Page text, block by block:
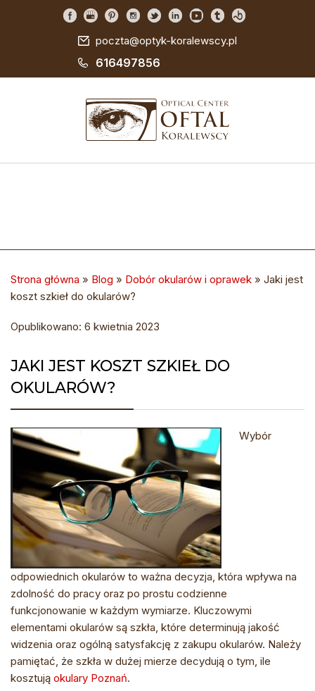
poczta@optyk-koralewscy.pl
616497856
Strona główna » Blog » Dobór okularów i oprawek » Jaki jest
koszt szkieł do okularów?
Opublikowano: 6 kwietnia 2023
JAKI JEST KOSZT SZKIEŁ DO
OKULARÓW?
Wybór
odpowiednich okularów to ważna decyzja, która wpływa na
zdolność do pracy oraz po prostu codzienne
funkcjonowanie w każdym wymiarze. Kluczowymi
elementami okularów są szkła, które determinują jakość
widzenia oraz ogólną satysfakcję z zakupu okularów. Należy
pamiętać, że szkła w dużej mierze decydują o tym, ile
kosztują okulary Poznań.